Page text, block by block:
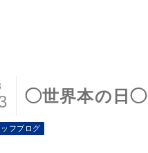
◯世界本の日◯
フブログ